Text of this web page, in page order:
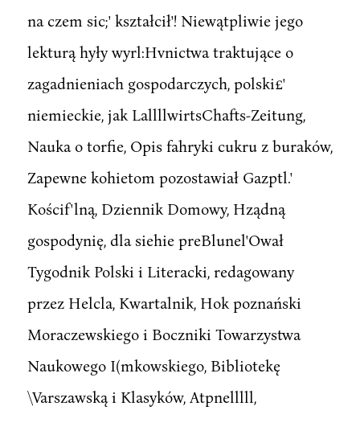
na czem sic;' kształcił'! Niewątpliwie jego
lekturą hyły wyrl:Hvnictwa traktujące o
zagadnieniach gospodarczych, polski£'
niemieckie, jak LallllwirtsChafts-Zeitung,
Nauka o torfie, Opis fahryki cukru z buraków,
Zapewne kohietom pozostawiał Gazptl.'
Kościf'lną, Dziennik Domowy, Hządną
gospodynię, dla siehie preBlunel'Ował
Tygodnik Polski i Literacki, redagowany
przez Helcla, Kwartalnik, Hok poznański
Moraczewskiego i Boczniki Towarzystwa
Naukowego I(mkowskiego, Bibliotekę
\Varszawską i Klasyków, Atpnelllll,